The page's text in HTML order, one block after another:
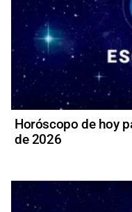
Horóscopo de hoy
de 2026